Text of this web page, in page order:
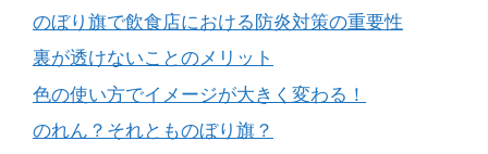
のぼり旗で飲食店における防炎対策の重要性
裏が透けないことのメリット
色の使い方でイメージが大きく変わる！
のれん？それとものぼり旗？